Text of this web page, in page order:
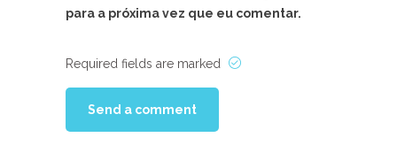
para a próxima vez que eu comentar.
Required fields are marked